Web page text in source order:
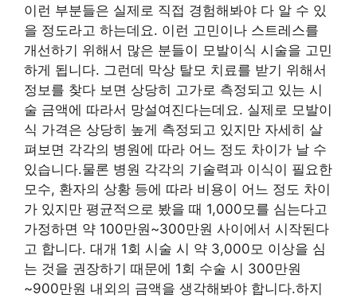
이런 부분들은 실제로 직접 경험해봐야 다 알 수 있
을 정도라고 하는데요. 이런 고민이나 스트레스를
개선하기 위해서 많은 분들이 모발이식 시술을 고민
하게 됩니다. 그런데 막상 탈모 치료를 받기 위해서
정보를 찾다 보면 상당히 고가로 측정되고 있는 시
술 금액에 따라서 망설여진다는데요. 실제로 모발이
식 가격은 상당히 높게 측정되고 있지만 자세히 살
펴보면 각각의 병원에 따라 어느 정도 차이가 날 수
있습니다.물론 병원 각각의 기술력과 이식이 필요한
모수, 환자의 상황 등에 따라 비용이 어느 정도 차이
가 있지만 평균적으로 봤을 때 1,000모를 심는다고
가정하면 약 100만원~300만원 사이에서 시작된다
고 합니다. 대개 1회 시술 시 약 3,000모 이상을 심
는 것을 권장하기 때문에 1회 수술 시 300만원
~900만원 내외의 금액을 생각해봐야 합니다.하지